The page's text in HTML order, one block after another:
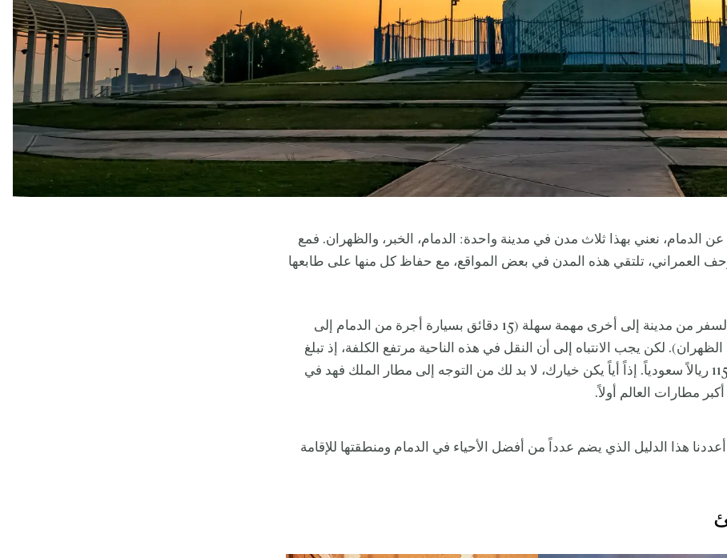
الدمام، نعني بهذا ثلاث مدن في مدينة واحدة: الدمام، الخبر، والظهران. فمع
العمراني، تلتقي هذه المدن في بعض المواقع، مع حفاظ كل منها على طابعها
لذا، يشكل السفر من مدينة إلى أخرى مهمة سهلة (15 دقائق بسيارة أجرة من الدمام إلى
الظهران). لكن يجب الانتباه إلى أن النقل في هذه الناحية مرتفع الكلفة، إذ تبلغ
الأجرة نحو 115 ريالاً سعودياً. إذاً أياً يكن خيارك، لا بد لك من التوجه إلى مطار الملك فهد في
أكبر مطارات العالم أولاً.
هذا الدليل الذي يضم عدداً من أفضل الأحياء في الدمام ومنطقتها للإقامة